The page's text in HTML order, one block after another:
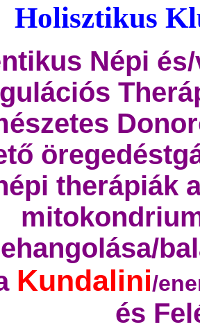
Holisztikus
Népi
therápiák
Kundalini/
és